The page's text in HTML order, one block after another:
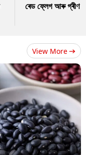
ৰেড ফ্লেগ আৰু গ্ৰীণ
View More